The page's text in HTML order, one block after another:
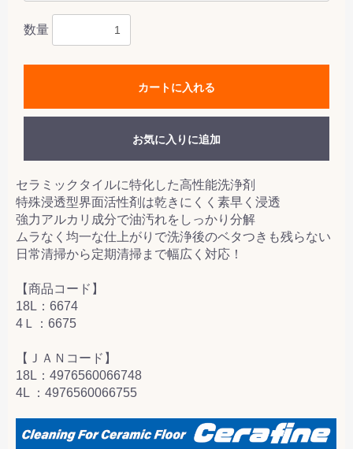
数量
カートに入れる
お気に入りに追加
セラミックタイルに特化した高性能洗浄剤
特殊浸透型界面活性剤は乾きにくく素早く浸透
強力アルカリ成分で油汚れをしっかり分解
ムラなく均一な仕上がりで洗浄後のベタつきも残らない
日常清掃から定期清掃まで幅広く対応！
【商品コード】
18L：6674
4Ｌ：6675
【ＪＡＮコード】
18L：4976560066748
4L ：4976560066755